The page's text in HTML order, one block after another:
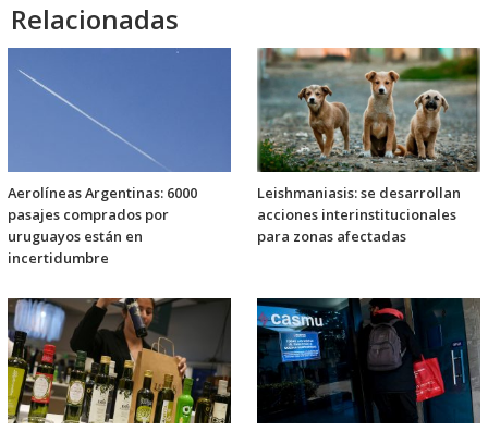
Relacionadas
Aerolíneas Argentinas: 6000
pasajes comprados por
uruguayos están en
incertidumbre
Leishmaniasis: se desarrollan
acciones interinstitucionales
para zonas afectadas